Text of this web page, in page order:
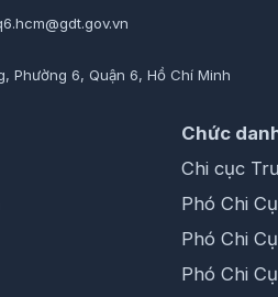
Phường 6, Quận 6, Hồ Chí Minh
Chức
Chi cục
Phó Chi
Phó Chi
Phó Chi